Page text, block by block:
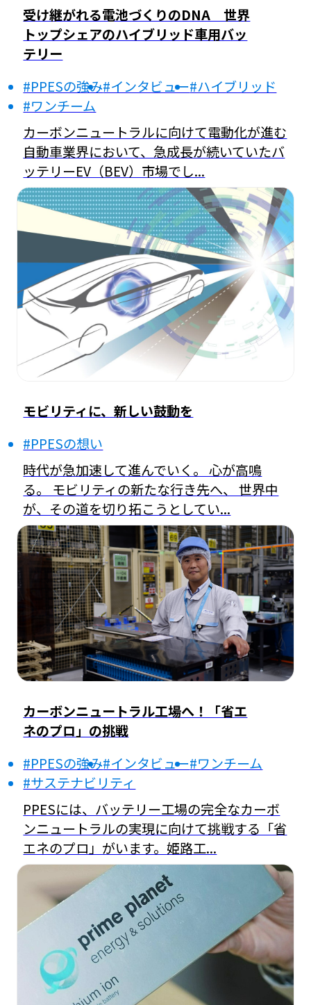
受け継がれる電池づくりのDNA 世界
トップシェアのハイブリッド車用バッ
テリー
#PPESの強み#インタビュー#ハイブリッド
#ワンチーム
カーボンニュートラルに向けて電動化が進む
自動車業界において、急成長が続いていたバ
ッテリーEV（BEV）市場でし...
モビリティに、新しい鼓動を
#PPESの想い
時代が急加速して進んでいく。 心が高鳴
る。 モビリティの新たな行き先へ、 世界中
が、その道を切り拓こうとしてい...
カーボンニュートラル工場へ！「省エ
ネのプロ」の挑戦
#PPESの強み#インタビュー#ワンチーム
#サステナビリティ
PPESには、バッテリー工場の完全なカーボ
ンニュートラルの実現に向けて挑戦する「省
エネのプロ」がいます。姫路工...